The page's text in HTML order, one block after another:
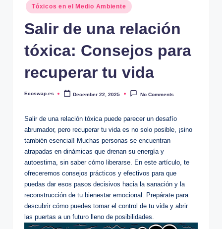
Posted
in
Tóxicos en el Medio Ambiente
Salir de una relación
tóxica: Consejos para
recuperar tu vida
Posted
Ecoswap.es December 22, 2025 No Comments
Salir de una relación tóxica puede⁤ parecer un desafío
‌abrumador, pero recuperar tu vida ‌es no solo ‍posible, ¡sino
también esencial! Muchas personas se⁢ encuentran
‌atrapadas en⁢ dinámicas que drenan ⁢su energía y
autoestima, sin saber cómo liberarse. En este artículo, te
ofreceremos consejos prácticos y efectivos ⁢para​ que
puedas dar​ esos pasos decisivos hacia la ​sanación ​y la
‌reconstrucción de tu ⁣bienestar emocional. Prepárate para
descubrir cómo puedes tomar el ‍control ⁣de tu vida y abrir
las puertas a un futuro⁣ lleno ​de posibilidades.